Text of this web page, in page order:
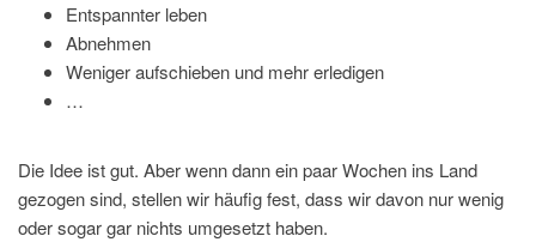
Entspannter leben
Abnehmen
Weniger aufschieben und mehr erledigen
…
Die Idee ist gut. Aber wenn dann ein paar Wochen ins Land
gezogen sind, stellen wir häufig fest, dass wir davon nur wenig
oder sogar gar nichts umgesetzt haben.